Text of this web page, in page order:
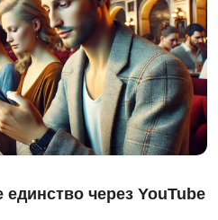
через YouTube